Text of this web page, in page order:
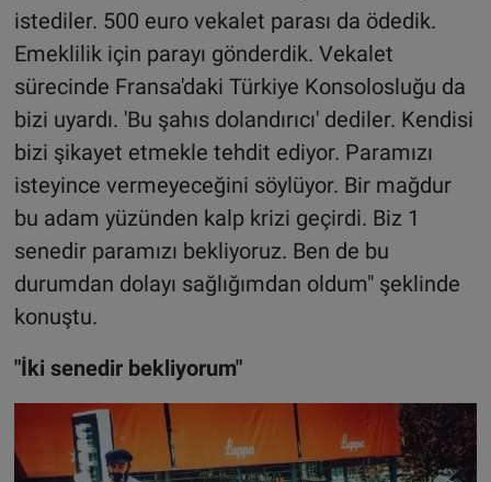
istediler. 500 euro vekalet parası da ödedik.
Emeklilik için parayı gönderdik. Vekalet
sürecinde Fransa'daki Türkiye Konsolosluğu da
bizi uyardı. 'Bu şahıs dolandırıcı' dediler. Kendisi
bizi şikayet etmekle tehdit ediyor. Paramızı
isteyince vermeyeceğini söylüyor. Bir mağdur
bu adam yüzünden kalp krizi geçirdi. Biz 1
senedir paramızı bekliyoruz. Ben de bu
durumdan dolayı sağlığımdan oldum" şeklinde
konuştu.
"İki senedir bekliyorum"